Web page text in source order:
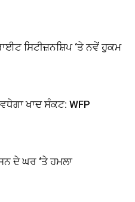
ਸਿਟੀਜ਼ਨਸ਼ਿਪ ‘ਤੇ ਨਵੇਂ ਹੁਕਮ
ਖਾਦ ਸੰਕਟ: WFP
ਦੇ ਘਰ ‘ਤੇ ਹਮਲਾ